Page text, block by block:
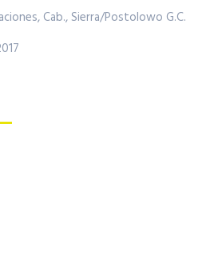
Cab., Sierra/Postolowo G.C.